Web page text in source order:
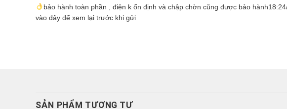
bảo hành toàn phần , điện k ổn định và chập chờn cũng được bảo
vào đây để xem lại trước khi gửi
SẢN PHẨM TƯƠNG TỰ